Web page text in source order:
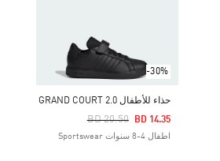
-30%
حذاء للأطفال GRAND COURT 2.0
Price Reduced From
BD 20.50
To BD 14.35
اطفال 4-8 سنوات Sportswear